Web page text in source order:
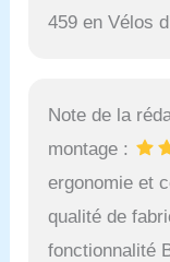
459 en Vélos
Note de la
montage :
ergonomie et
qualité de
fonctionnalité